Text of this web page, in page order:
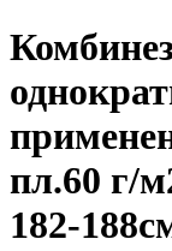
пл.60 г/
182-